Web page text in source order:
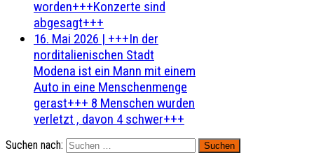
worden+++Konzerte sind
abgesagt+++
16. Mai 2026 | +++In der
norditalienischen Stadt
Modena ist ein Mann mit einem
Auto in eine Menschenmenge
gerast+++ 8 Menschen wurden
verletzt , davon 4 schwer+++
Suchen nach: